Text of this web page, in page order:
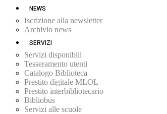
NEWS
Iscrizione alla newsletter
Archivio news
SERVIZI
Servizi disponibili
Tesseramento utenti
Catalogo Biblioteca
Prestito digitale MLOL
Prestito interbibliotecario
Bibliobus
Servizi alle scuole